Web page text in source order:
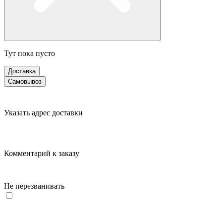
Тут пока пусто
Доставка
Самовывоз
Указать адрес доставки
Комментарий к заказу
Не перезванивать